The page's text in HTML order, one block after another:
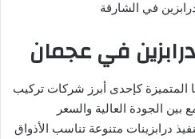
في الشارقة
في عجمان
المتميزة كإحدى أبرز شركات تركيب
الجودة العالية والسعر
درابزينات متنوعة تناسب الأذواق